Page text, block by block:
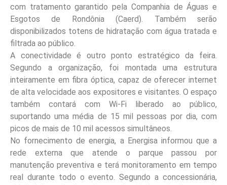
com tratamento garantido pela Companhia de Águas e
Esgotos de Rondônia (Caerd). Também serão
disponibilizados totens de hidratação com água tratada e
filtrada ao público.
A conectividade é outro ponto estratégico da feira.
Segundo a organização, foi montada uma estrutura
inteiramente em fibra óptica, capaz de oferecer internet
de alta velocidade aos expositores e visitantes. O espaço
também contará com Wi-Fi liberado ao público,
suportando uma média de 15 mil pessoas por dia, com
picos de mais de 10 mil acessos simultâneos.
No fornecimento de energia, a Energisa informou que a
rede externa que atende o parque passou por
manutenção preventiva e terá monitoramento em tempo
real durante todo o evento. Segundo a concessionária,